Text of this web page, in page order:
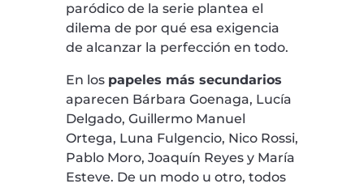
paródico de la serie plantea el
dilema de por qué esa exigencia
de alcanzar la perfección en todo.
En los papeles más secundarios
aparecen Bárbara Goenaga, Lucía
Delgado, Guillermo Manuel
Ortega, Luna Fulgencio, Nico Rossi,
Pablo Moro, Joaquín Reyes y María
Esteve. De un modo u otro, todos